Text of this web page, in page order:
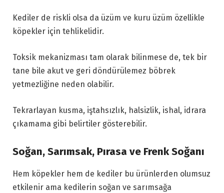
Kediler de riskli olsa da üzüm ve kuru üzüm özellikle
köpekler için tehlikelidir.
Toksik mekanizması tam olarak bilinmese de, tek bir
tane bile akut ve geri döndürülemez böbrek
yetmezliğine neden olabilir.
Tekrarlayan kusma, iştahsızlık, halsizlik, ishal, idrara
çıkamama gibi belirtiler gösterebilir.
Soğan, Sarımsak, Pırasa ve Frenk Soğanı
Hem köpekler hem de kediler bu ürünlerden olumsuz
etkilenir ama kedilerin soğan ve sarımsağa